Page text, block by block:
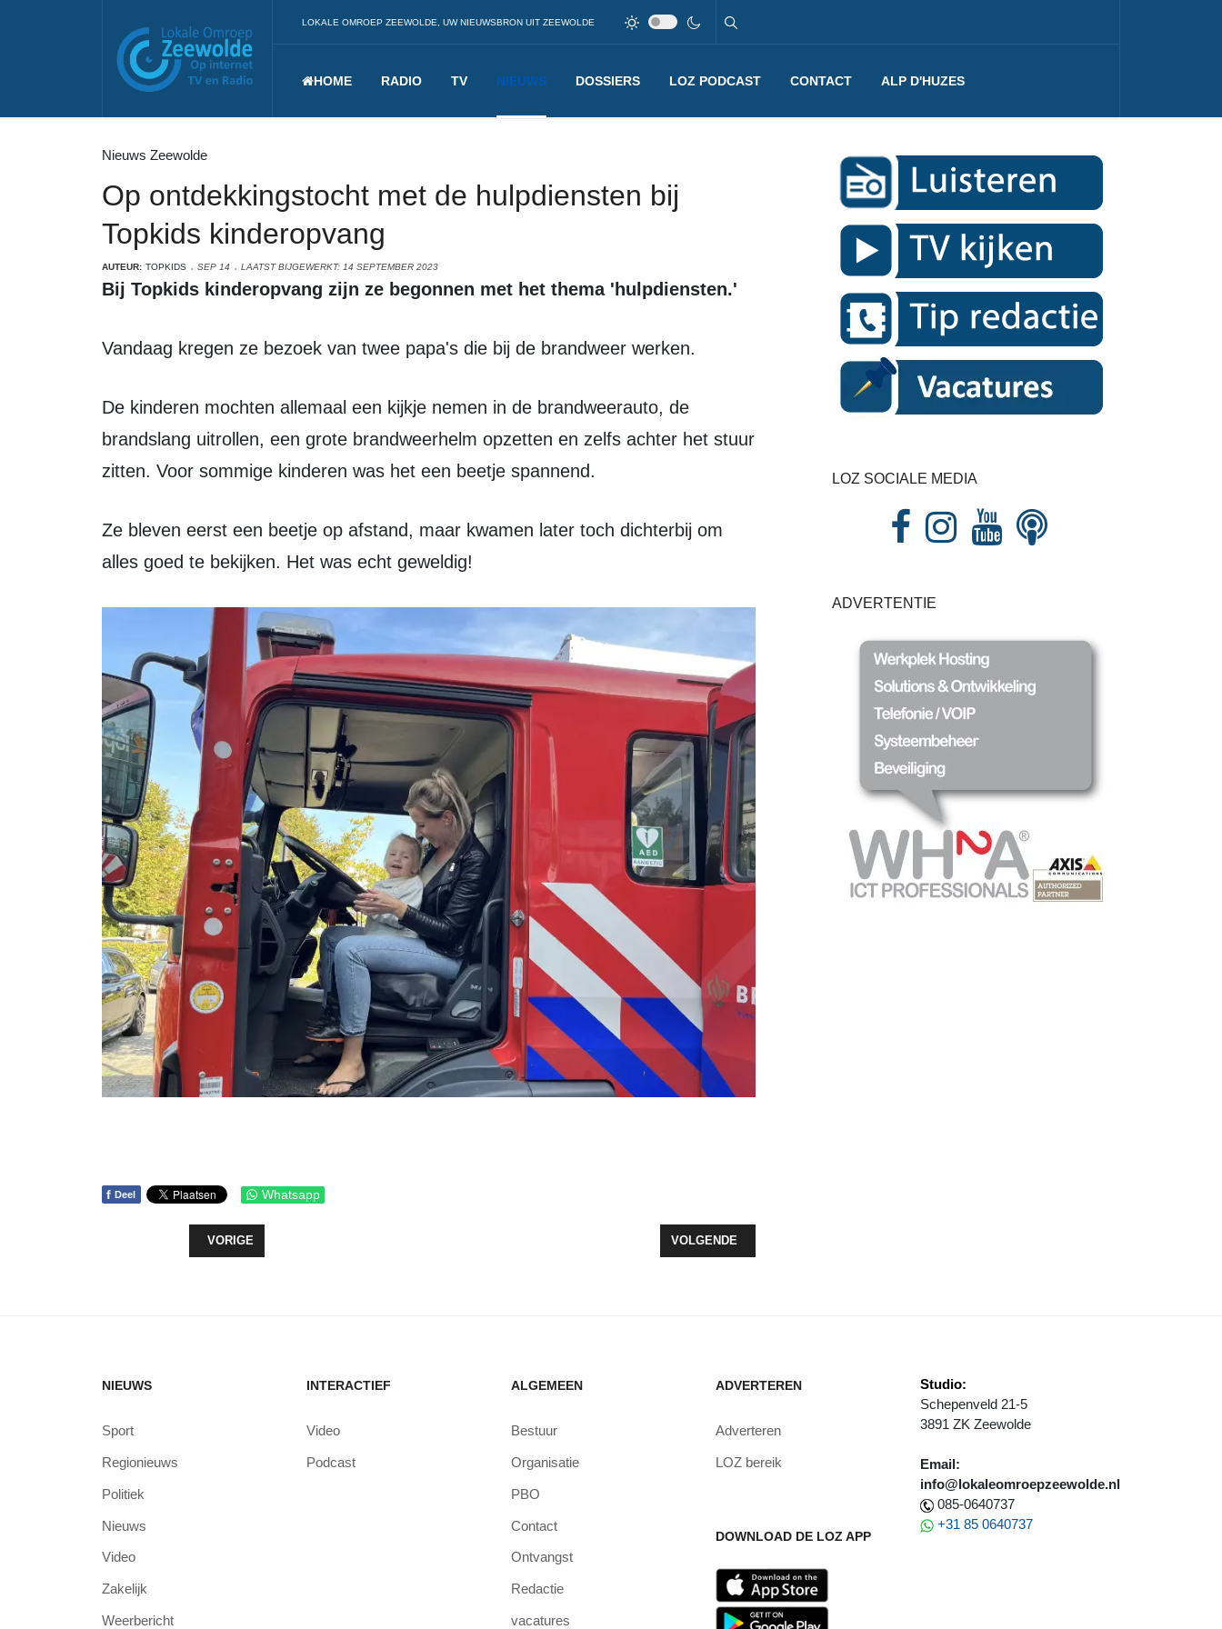
LOKALE OMROEP ZEEWOLDE, UW NIEUWSBRON UIT ZEEWOLDE
HOME RADIO TV NIEUWS DOSSIERS LOZ PODCAST CONTACT ALP D'HUZES
Nieuws Zeewolde
Op ontdekkingstocht met de hulpdiensten bij
Topkids kinderopvang
AUTEUR: TOPKIDS SEP 14 LAATST BIJGEWERKT: 14 SEPTEMBER 2023
Bij Topkids kinderopvang zijn ze begonnen met het thema 'hulpdiensten.'
Vandaag kregen ze bezoek van twee papa's die bij de brandweer werken.
De kinderen mochten allemaal een kijkje nemen in de brandweerauto, de
brandslang uitrollen, een grote brandweerhelm opzetten en zelfs achter het stuur
zitten. Voor sommige kinderen was het een beetje spannend.
Ze bleven eerst een beetje op afstand, maar kwamen later toch dichterbij om
alles goed te bekijken. Het was echt geweldig!
f Deel Whatsapp
VORIG ARTIKEL: BODEMDIEREN ZOEKEN EN KNUTSELEN BIJ IVN
VORIGE VOLGENDE ARTIKEL: WATERPRET IN IN DE LICHTKRING!
VOLGENDE
LOZ SOCIALE MEDIA
ADVERTENTIE
NIEUWS
Sport
Regionieuws
Politiek
Nieuws
Video
Zakelijk
Weerbericht
INTERACTIEF
Video
Podcast
ALGEMEEN
Bestuur
Organisatie
PBO
Contact
Ontvangst
Redactie
vacatures
ADVERTEREN
Adverteren
LOZ bereik
DOWNLOAD DE LOZ APP
Studio:
Schepenveld 21-5
3891 ZK Zeewolde
Email:
info@lokaleomroepzeewolde.nl
085-0640737
+31 85 0640737